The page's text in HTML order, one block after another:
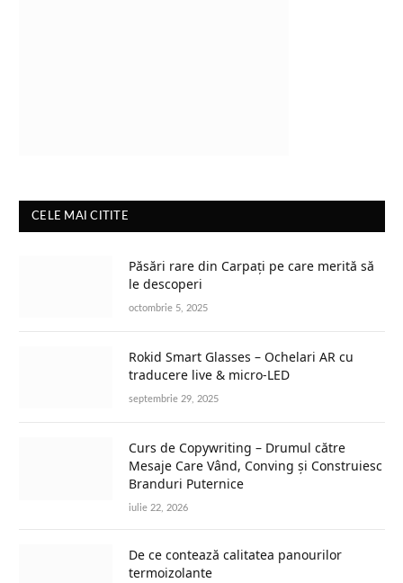
CELE MAI CITITE
Păsări rare din Carpați pe care merită să
le descoperi
octombrie 5, 2025
Rokid Smart Glasses – Ochelari AR cu
traducere live & micro-LED
septembrie 29, 2025
Curs de Copywriting – Drumul către
Mesaje Care Vând, Conving și Construiesc
Branduri Puternice
iulie 22, 2026
De ce contează calitatea panourilor
termoizolante